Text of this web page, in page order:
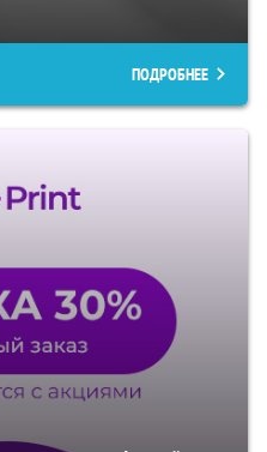
ПОДРОБНЕЕ